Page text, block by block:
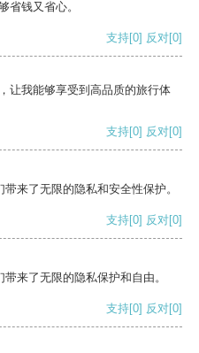
省钱又省心。
支持[0] 反对[0]
让我能够享受到高品质的旅行体
支持[0] 反对[0]
来了无限的隐私和安全性保护。
支持[0] 反对[0]
来了无限的隐私保护和自由。
支持[0] 反对[0]